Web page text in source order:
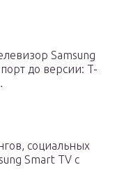
Samsung
до версии: T-
социальных
Smart TV с